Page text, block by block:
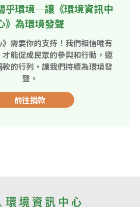
乎環境—讓《環境資訊中
》為環境發聲
》需要你的支持！我們相信唯有
能促成民眾的參與和行動，邀
的行列，讓我們持續為環境發
聲。
前往捐款